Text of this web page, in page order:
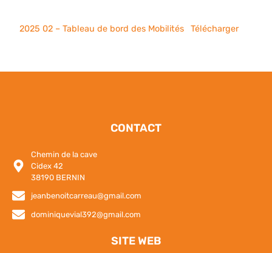
2025 02 – Tableau de bord des Mobilités Télécharger
CONTACT
Chemin de la cave
Cidex 42
38190 BERNIN
jeanbenoitcarreau@gmail.com
dominiquevial392@gmail.com
SITE WEB